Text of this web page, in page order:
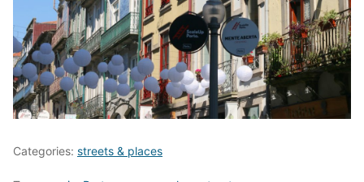
Categories: streets & places